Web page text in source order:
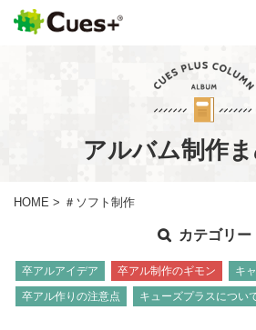
アルバム制作
HOME > ＃ソフト制作
カテゴリー
卒アルアイデア 卒アル制作のギモン
キ
卒アル作りの注意点
キューズプラスについ